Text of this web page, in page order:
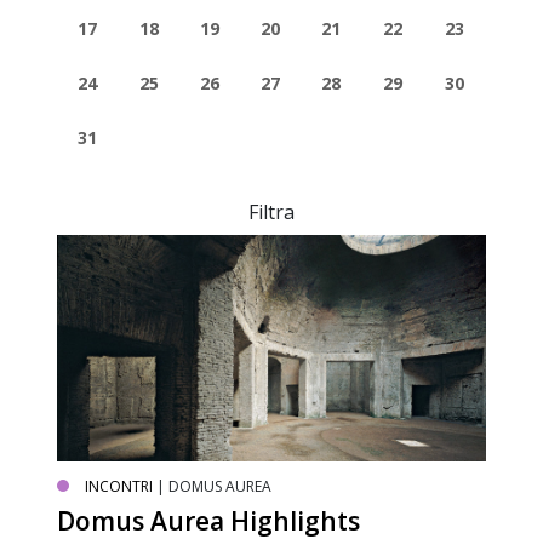
17 18 19 20 21 22 23
24 25 26 27 28 29 30
31
Filtra
INCONTRI | DOMUS AUREA
Domus Aurea Highlights